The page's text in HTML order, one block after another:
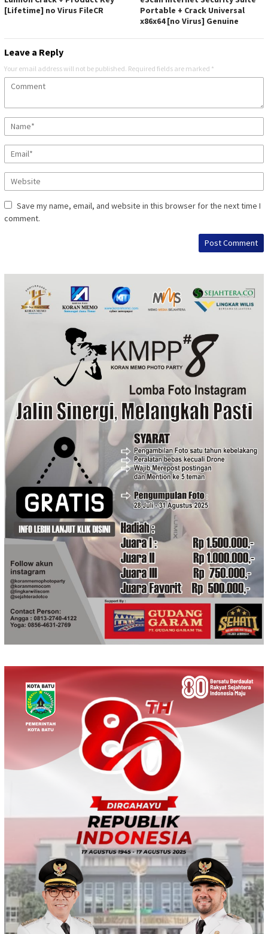
[Lifetime] no Virus FileCR
Portable + Crack Universal
x86x64 [no Virus] Genuine
Leave a Reply
Your email address will not be published. Required fields are marked *
Save my name, email, and website in this browser for the next time I
comment.